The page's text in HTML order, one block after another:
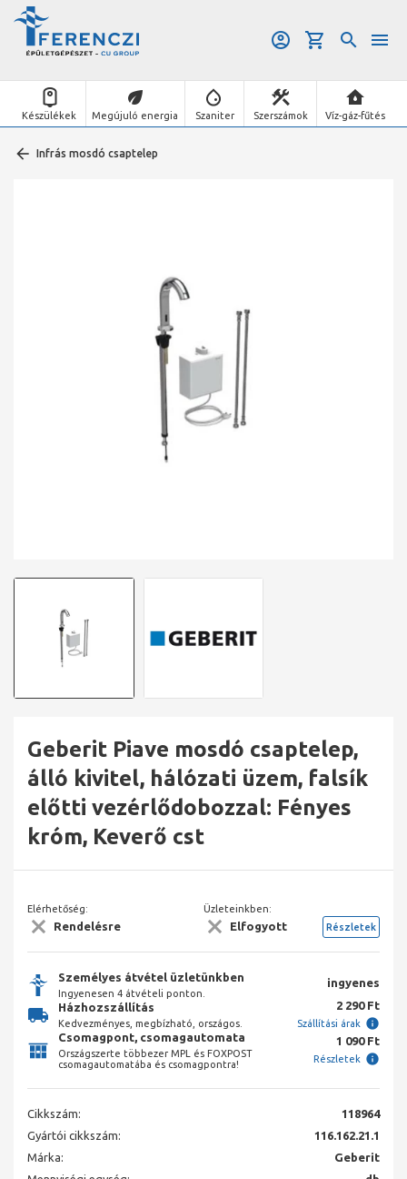
Készülékek Megújuló energia Szaniter Szerszámok Víz-gáz-fűtés
Infrás mosdó csaptelep
Geberit Piave mosdó csaptelep,
álló kivitel, hálózati üzem, falsík
előtti vezérlődobozzal: Fényes
króm, Keverő cst
Elérhetőség:
Rendelésre
Üzleteinkben:
Elfogyott Részletek
Személyes átvétel üzletünkben
Ingyenesen 4 átvételi ponton.
ingyenes
Házhozszállítás
Kedvezményes, megbízható, országos.
2 290 Ft
Szállítási árak
Csomagpont, csomagautomata
Országszerte többezer MPL és FOXPOST
csomagautomatába és csomagpontra!
1 090 Ft
Részletek
Cikkszám:
118964
Gyártói cikkszám:
116.162.21.1
Márka:
Geberit